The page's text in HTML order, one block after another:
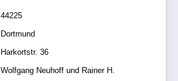
44225
Dortmund
Harkortstr. 36
Wolfgang Neuhoff und Rainer H.